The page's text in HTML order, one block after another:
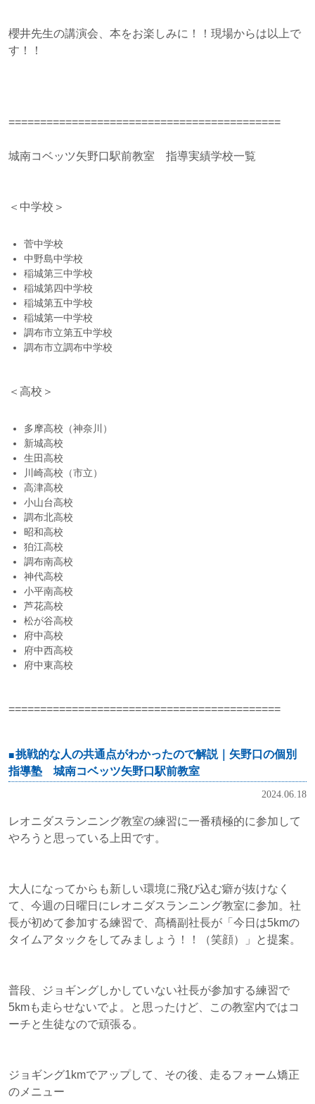
櫻井先生の講演会、本をお楽しみに！！現場からは以上で
す！！
===========================================
城南コベッツ矢野口駅前教室 指導実績学校一覧
＜中学校＞
菅中学校
中野島中学校
稲城第三中学校
稲城第四中学校
稲城第五中学校
稲城第一中学校
調布市立第五中学校
調布市立調布中学校
＜高校＞
多摩高校（神奈川）
新城高校
生田高校
川崎高校（市立）
高津高校
小山台高校
調布北高校
昭和高校
狛江高校
調布南高校
神代高校
小平南高校
芦花高校
松が谷高校
府中高校
府中西高校
府中東高校
===========================================
挑戦的な人の共通点がわかったので解説｜矢野口の個別
指導塾 城南コベッツ矢野口駅前教室
2024.06.18
レオニダスランニング教室の練習に一番積極的に参加して
やろうと思っている上田です。
大人になってからも新しい環境に飛び込む癖が抜けなく
て、今週の日曜日にレオニダスランニング教室に参加。社
長が初めて参加する練習で、髙橋副社長が「今日は5kmの
タイムアタックをしてみましょう！！（笑顔）」と提案。
普段、ジョギングしかしていない社長が参加する練習で
5kmも走らせないでよ。と思ったけど、この教室内ではコ
ーチと生徒なので頑張る。
ジョギング1kmでアップして、その後、走るフォーム矯正
のメニュー